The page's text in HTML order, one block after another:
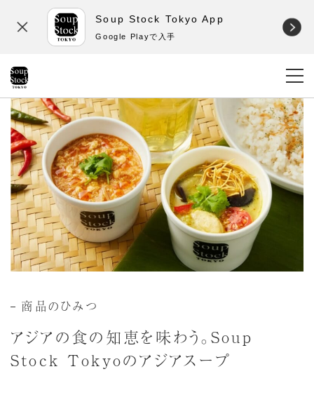
Soup Stock Tokyo App
Google Playで入手
商品のひみつ
アジアの食の知恵を味わう。Soup
Stock Tokyoのアジアスープ